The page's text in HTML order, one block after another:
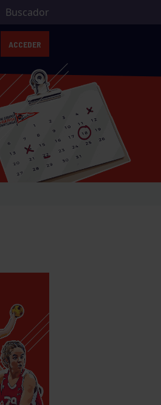
Buscador
ACCEDER